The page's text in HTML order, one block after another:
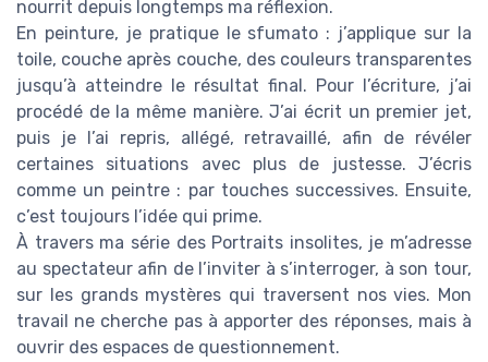
nourrit depuis longtemps ma réflexion.
En peinture, je pratique le sfumato : j’applique sur la
toile, couche après couche, des couleurs transparentes
jusqu’à atteindre le résultat final. Pour l’écriture, j’ai
procédé de la même manière. J’ai écrit un premier jet,
puis je l’ai repris, allégé, retravaillé, afin de révéler
certaines situations avec plus de justesse. J’écris
comme un peintre : par touches successives. Ensuite,
c’est toujours l’idée qui prime.
À travers ma série des Portraits insolites, je m’adresse
au spectateur afin de l’inviter à s’interroger, à son tour,
sur les grands mystères qui traversent nos vies. Mon
travail ne cherche pas à apporter des réponses, mais à
ouvrir des espaces de questionnement.